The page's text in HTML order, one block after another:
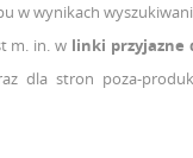
wynikach
m. in. w linki przyjazne
dla stron poza-